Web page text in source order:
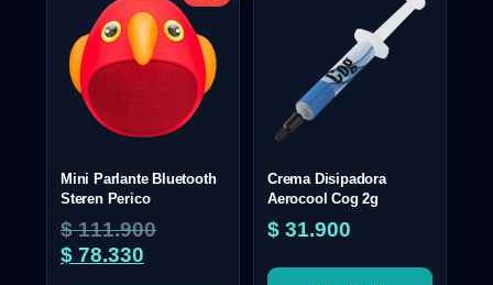
Mini Parlante Bluetooth
Steren Perico
$111.900
$ 78.330
Crema Disipadora
Aerocool Cog 2g
$ 31.900